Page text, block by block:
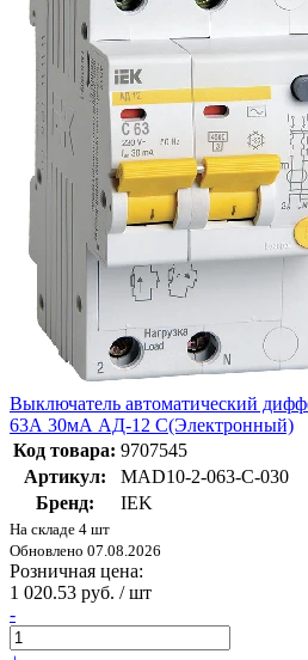
Выключатель автоматический
63А 30мА АД-12 С(Электронный)
Код товара: 9707545
Артикул:
MAD10-2-063-C-030
Бренд:
IEK
На складе 4 шт
Обновлено 07.08.2026
Розничная цена:
1 020.53 руб. / шт
-